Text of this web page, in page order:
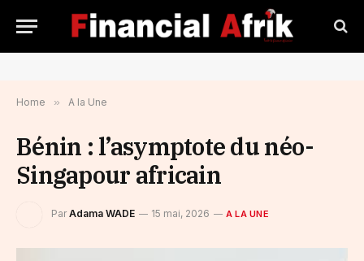
Home » A la Une
Bénin : l’asymptote du néo-
Singapour africain
Par Adama WADE 15 mai, 2026 A LA UNE